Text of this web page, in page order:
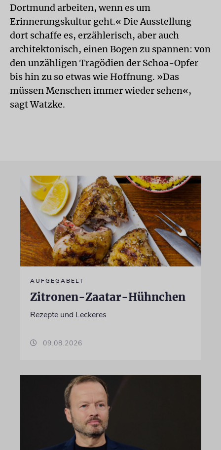
Dortmund arbeiten, wenn es um
Erinnerungskultur geht.« Die Ausstellung
dort schaffe es, erzählerisch, aber auch
architektonisch, einen Bogen zu spannen: von
den unzähligen Tragödien der Schoa-Opfer
bis hin zu so etwas wie Hoffnung. »Das
müssen Menschen immer wieder sehen«,
sagt Watzke.
AUFGEGABELT
Zitronen-Zaatar-Hühnchen
Rezepte und Leckeres
09.08.2026